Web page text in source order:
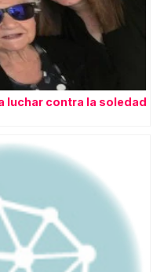
luchar contra la soledad